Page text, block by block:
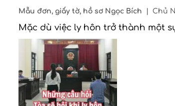
Mẫu đơn, giấy tờ, hồ sơ Ngọc Bích Chủ
Mặc dù việc ly hôn trở thành một